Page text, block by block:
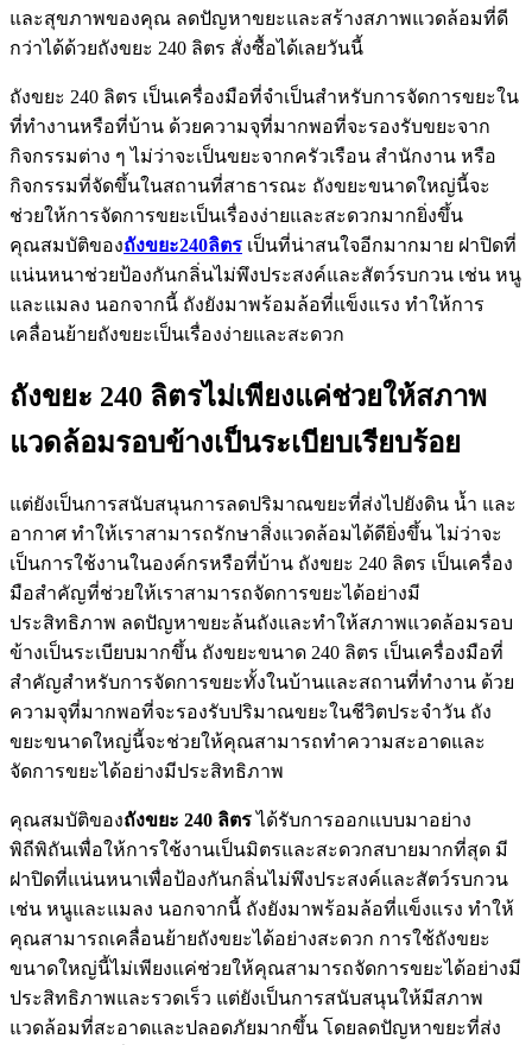
และสุขภาพของคุณ ลดปัญหาขยะและสร้างสภาพแวดล้อมที่ดี
กว่าได้ด้วยถังขยะ 240 ลิตร สั่งซื้อได้เลยวันนี้
ถังขยะ 240 ลิตร เป็นเครื่องมือที่จำเป็นสำหรับการจัดการขยะใน
ที่ทำงานหรือที่บ้าน ด้วยความจุที่มากพอที่จะรองรับขยะจาก
กิจกรรมต่าง ๆ ไม่ว่าจะเป็นขยะจากครัวเรือน สำนักงาน หรือ
กิจกรรมที่จัดขึ้นในสถานที่สาธารณะ ถังขยะขนาดใหญ่นี้จะ
ช่วยให้การจัดการขยะเป็นเรื่องง่ายและสะดวกมากยิ่งขึ้น
คุณสมบัติของถังขยะ240ลิตร เป็นที่น่าสนใจอีกมากมาย ฝาปิดที่
แน่นหนาช่วยป้องกันกลิ่นไม่พึงประสงค์และสัตว์รบกวน เช่น หนู
และแมลง นอกจากนี้ ถังยังมาพร้อมล้อที่แข็งแรง ทำให้การ
เคลื่อนย้ายถังขยะเป็นเรื่องง่ายและสะดวก
ถังขยะ 240 ลิตรไม่เพียงแค่ช่วยให้สภาพ
แวดล้อมรอบข้างเป็นระเบียบเรียบร้อย
แต่ยังเป็นการสนับสนุนการลดปริมาณขยะที่ส่งไปยังดิน น้ำ และ
อากาศ ทำให้เราสามารถรักษาสิ่งแวดล้อมได้ดียิ่งขึ้น ไม่ว่าจะ
เป็นการใช้งานในองค์กรหรือที่บ้าน ถังขยะ 240 ลิตร เป็นเครื่อง
มือสำคัญที่ช่วยให้เราสามารถจัดการขยะได้อย่างมี
ประสิทธิภาพ ลดปัญหาขยะล้นถังและทำให้สภาพแวดล้อมรอบ
ข้างเป็นระเบียบมากขึ้น ถังขยะขนาด 240 ลิตร เป็นเครื่องมือที่
สำคัญสำหรับการจัดการขยะทั้งในบ้านและสถานที่ทำงาน ด้วย
ความจุที่มากพอที่จะรองรับปริมาณขยะในชีวิตประจำวัน ถัง
ขยะขนาดใหญ่นี้จะช่วยให้คุณสามารถทำความสะอาดและ
จัดการขยะได้อย่างมีประสิทธิภาพ
คุณสมบัติของถังขยะ 240 ลิตรได้รับการออกแบบมาอย่าง
พิถีพิถันเพื่อให้การใช้งานเป็นมิตรและสะดวกสบายมากที่สุด มี
ฝาปิดที่แน่นหนาเพื่อป้องกันกลิ่นไม่พึงประสงค์และสัตว์รบกวน
เช่น หนูและแมลง นอกจากนี้ ถังยังมาพร้อมล้อที่แข็งแรง ทำให้
คุณสามารถเคลื่อนย้ายถังขยะได้อย่างสะดวก การใช้ถังขยะ
ขนาดใหญ่นี้ไม่เพียงแค่ช่วยให้คุณสามารถจัดการขยะได้อย่างมี
ประสิทธิภาพและรวดเร็ว แต่ยังเป็นการสนับสนุนให้มีสภาพ
แวดล้อมที่สะอาดและปลอดภัยมากขึ้น โดยลดปัญหาขยะที่ส่ง